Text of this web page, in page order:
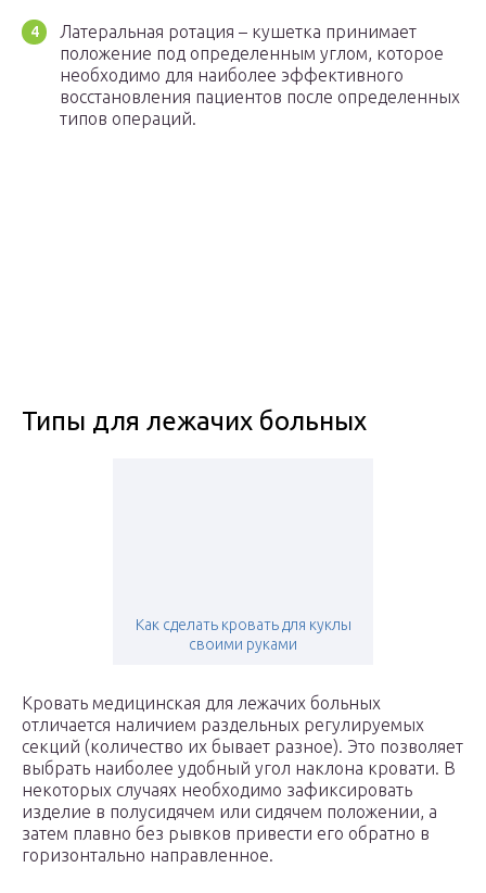
Латеральная ротация – кушетка принимает
положение под определенным углом, которое
необходимо для наиболее эффективного
восстановления пациентов после определенных
типов операций.
Типы для лежачих больных
Как сделать кровать для куклы
своими руками
Кровать медицинская для лежачих больных
отличается наличием раздельных регулируемых
секций (количество их бывает разное). Это позволяет
выбрать наиболее удобный угол наклона кровати. В
некоторых случаях необходимо зафиксировать
изделие в полусидячем или сидячем положении, а
затем плавно без рывков привести его обратно в
горизонтально направленное.